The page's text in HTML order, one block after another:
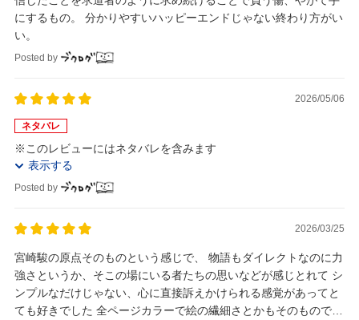
にするもの。 分かりやすいハッピーエンドじゃない終わり方がい
い。
Posted by
2026/05/06
ネタバレ
※このレビューにはネタバレを含みます
表示する
Posted by
2026/03/25
宮崎駿の原点そのものという感じで、 物語もダイレクトなのに力
強さというか、そこの場にいる者たちの思いなどが感じとれて シ
ンプルなだけじゃない、心に直接訴えかけられる感覚があってと
ても好きでした 全ページカラーで絵の繊細さとかもそのものでし